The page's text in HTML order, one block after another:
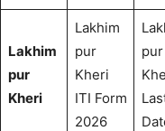
Lakhim
pur
Kheri
Lakhim
pur
Kheri
ITI Form
2026
pur